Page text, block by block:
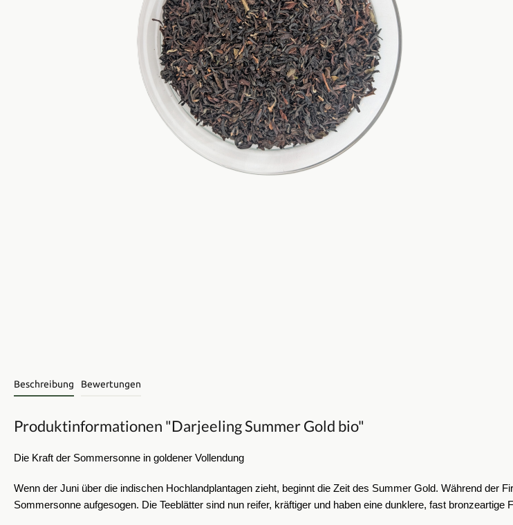
Beschreibung Bewertungen
Produktinformationen "Darjeeling Summer Gold bio"
Die Kraft der Sommersonne in goldener Vollendung
Wenn der Juni über die indischen Hochlandplantagen zieht, beginnt die Zeit des Summer Gold. Während der
Sommersonne aufgesogen. Die Teeblätter sind nun reifer, kräftiger und haben eine dunklere, fast bronzeartige